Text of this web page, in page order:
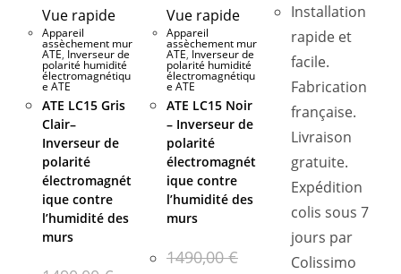
Vue rapide
Appareil
assèchement mur
ATE, Inverseur de
polarité humidité
électromagnétiqu
e ATE
ATE LC15 Gris
Clair–
Inverseur de
polarité
électromagnét
ique contre
l’humidité des
murs
Vue rapide
Appareil
assèchement mur
ATE, Inverseur de
polarité humidité
électromagnétiqu
e ATE
ATE LC15 Noir
– Inverseur de
polarité
électromagnét
ique contre
l’humidité des
murs
1490,00€
Installation
rapide et
facile.
Fabrication
française.
Livraison
gratuite.
Expédition
colis sous 7
jours par
Colissimo